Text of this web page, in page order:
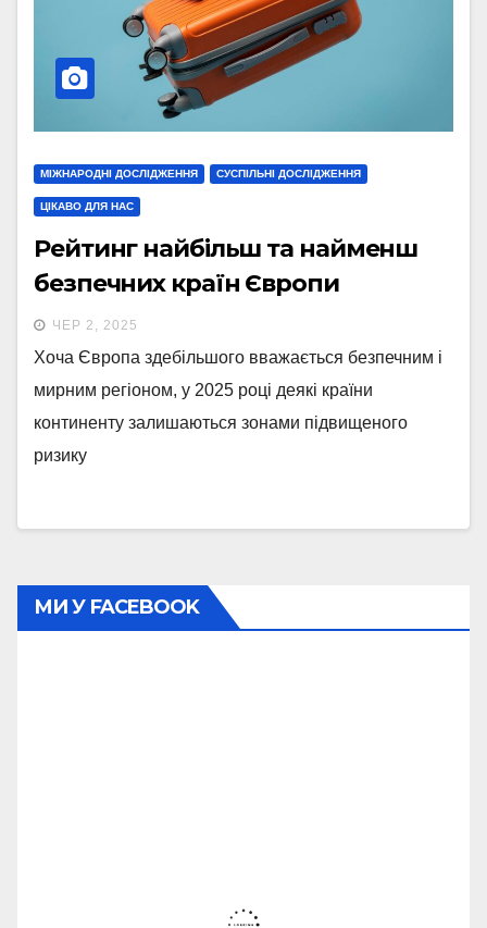
МІЖНАРОДНІ ДОСЛІДЖЕННЯ СУСПІЛЬНІ ДОСЛІДЖЕННЯ
ЦІКАВО ДЛЯ НАС
Рейтинг найбільш та найменш
безпечних країн Європи
ЧЕР 2, 2025
Хоча Європа здебільшого вважається безпечним і
мирним регіоном, у 2025 році деякі країни
континенту залишаються зонами підвищеного
ризику
МИ У FACEBOOK